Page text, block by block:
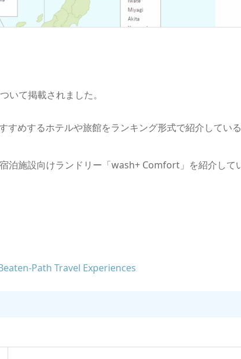
いて掲載されました。
すめするホテルや旅館をランキング形式で紹介している
泊施設向けランドリー「wash+ Comfort」を紹介して
Path Travel Experiences